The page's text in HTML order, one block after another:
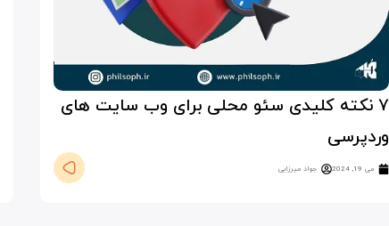
۷ نکته کلیدی سئو محلی برای وب سایت های
وردپرسی
می 19, 2024 جواد میرزایی